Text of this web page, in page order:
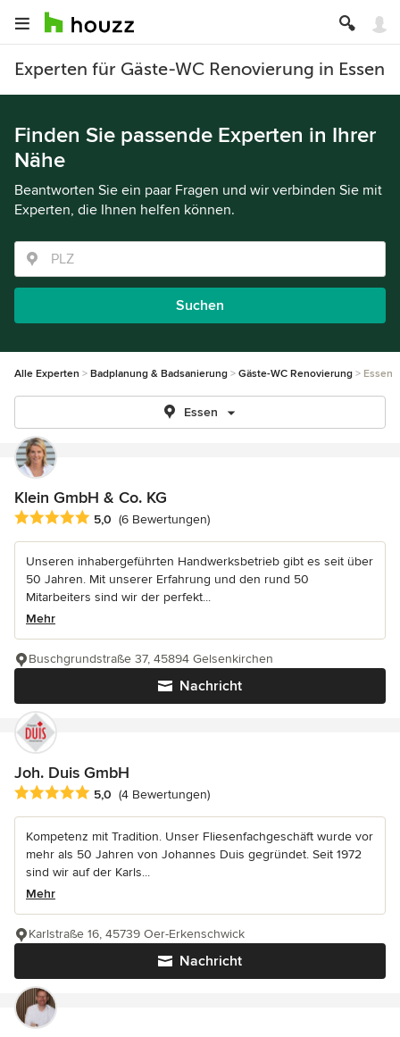
Experten für Gäste-WC Renovierung in Essen
Finden Sie passende Experten in Ihrer
Nähe
Beantworten Sie ein paar Fragen und wir verbinden Sie mit
Experten, die Ihnen helfen können.
Suchen
Alle Experten Badplanung & Badsanierung Gäste-WC Renovierung Essen
Essen
Klein GmbH & Co. KG
Durchschnittliche Bewertung: 5 von 5 Sternen
5,0 (6 Bewertungen)
Unseren inhabergeführten Handwerksbetrieb gibt es seit über
50 Jahren. Mit unserer Erfahrung und den rund 50
Mitarbeiters sind wir der perfekt...
Mehr
Nachricht
Buschgrundstraße 37, 45894 Gelsenkirchen
Joh. Duis GmbH
Durchschnittliche Bewertung: 5 von 5 Sternen
5,0 (4 Bewertungen)
Kompetenz mit Tradition. Unser Fliesenfachgeschäft wurde vor
mehr als 50 Jahren von Johannes Duis gegründet. Seit 1972
sind wir auf der Karls...
Mehr
Nachricht
Karlstraße 16, 45739 Oer-Erkenschwick